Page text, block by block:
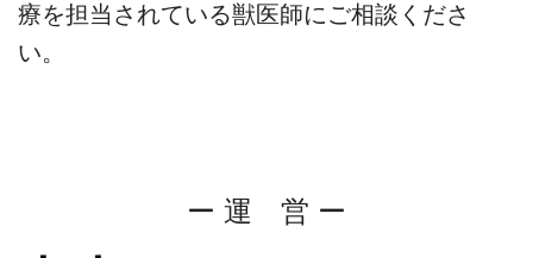
療を担当されている獣医師にご相談くださ
い。
ー 運 営 ー